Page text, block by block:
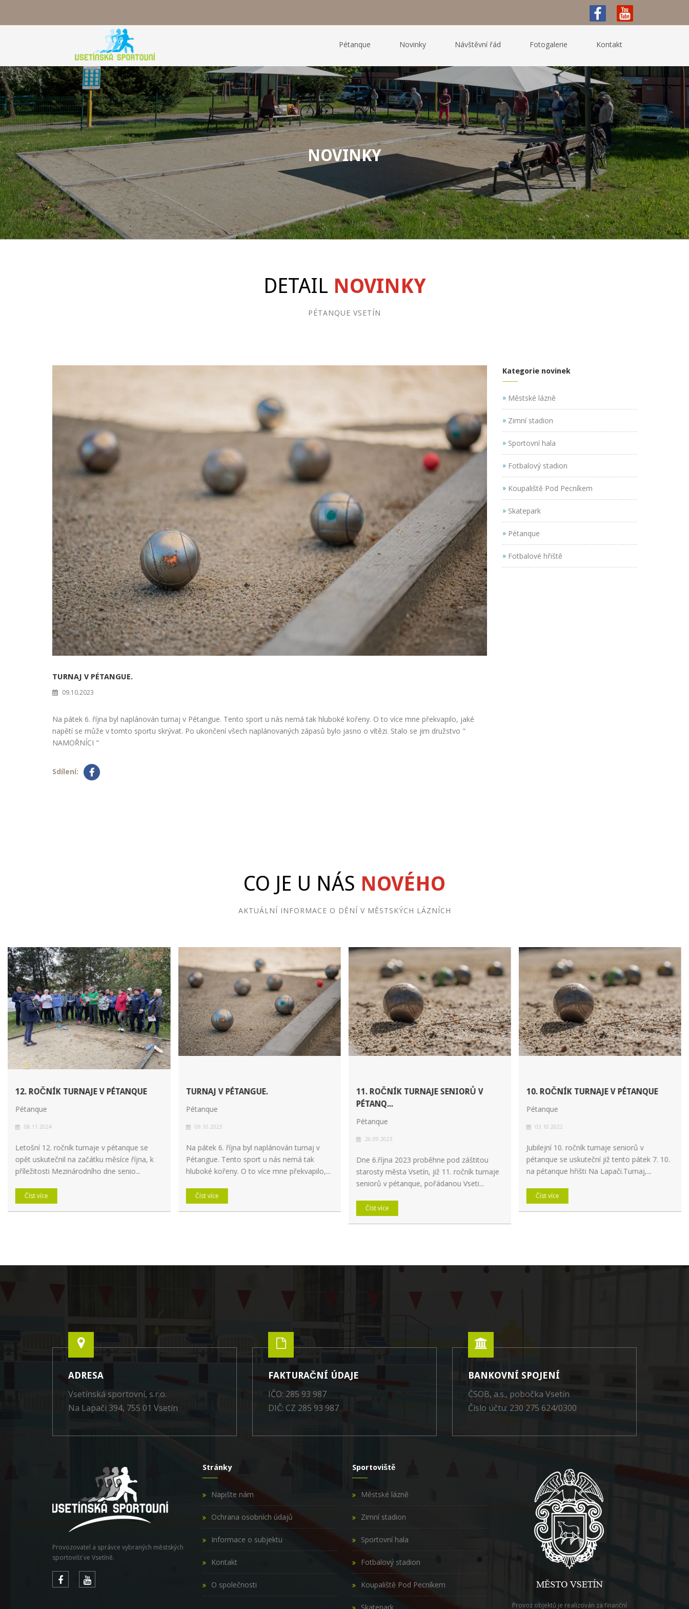
Pétanque Novinky Návštěvní řád Fotogalerie Kontakt
NOVINKY
DETAIL NOVINKY
PÉTANQUE VSETÍN
TURNAJ V PÉTANGUE.
09.10.2023
Na pátek 6. října byl naplánován turnaj v Pétangue. Tento sport u nás nemá tak hluboké kořeny. O to více mne překvapilo, jaké
napětí se může v tomto sportu skrývat. Po ukončení všech naplánovaných zápasů bylo jasno o vítězi. Stalo se jim družstvo "
NAMOŘNÍCI "
Sdílení:
Kategorie novinek
»Městské lázně
»Zimní stadion
»Sportovní hala
»Fotbalový stadion
»Koupaliště Pod Pecníkem
»Skatepark
»Pétanque
»Fotbalové hřiště
CO JE U NÁS NOVÉHO
AKTUÁLNÍ INFORMACE O DĚNÍ V MĚSTSKÝCH LÁZNÍCH
12. ROČNÍK TURNAJE V PÉTANQUE
Pétanque
08.11.2024
Letošní 12. ročník turnaje v pétanque se
opět uskutečnil na začátku měsíce října, k
příležitosti Mezinárodního dne senio...
Číst více
TURNAJ V PÉTANGUE.
Pétanque
09.10.2023
Na pátek 6. října byl naplánován turnaj v
Pétangue. Tento sport u nás nemá tak
hluboké kořeny. O to více mne překvapilo,...
Číst více
11. ROČNÍK TURNAJE SENIORŮ V
PÉTANQ...
Pétanque
26.09.2023
Dne 6.října 2023 proběhne pod záštitou
starosty města Vsetín, již 11. ročník turnaje
seniorů v pétanque, pořádanou Vseti...
Číst více
10. ROČNÍK TURNAJE V PÉTANQUE
Pétanque
03.10.2022
Jubilejní 10. ročník turnaje seniorů v
pétanque se uskuteční již tento pátek 7. 10.
na pétanque hřišti Na Lapači.Turnaj,...
Číst více
ADRESA
Vsetínská sportovní, s.r.o.
Na Lapači 394, 755 01 Vsetín
FAKTURAČNÍ ÚDAJE
IČO: 285 93 987
DIČ: CZ 285 93 987
BANKOVNÍ SPOJENÍ
ČSOB, a.s., pobočka Vsetín
Číslo účtu: 230 275 624/0300
Provozovatel a správce vybraných městských
sportovišť ve Vsetíně.
Stránky
Napište nám
Ochrana osobních údajů
Informace o subjektu
Kontakt
O společnosti
Sportoviště
Městské lázně
Zimní stadion
Sportovní hala
Fotbalový stadion
Koupaliště Pod Pecníkem
Provoz objektů je realizován za finanční